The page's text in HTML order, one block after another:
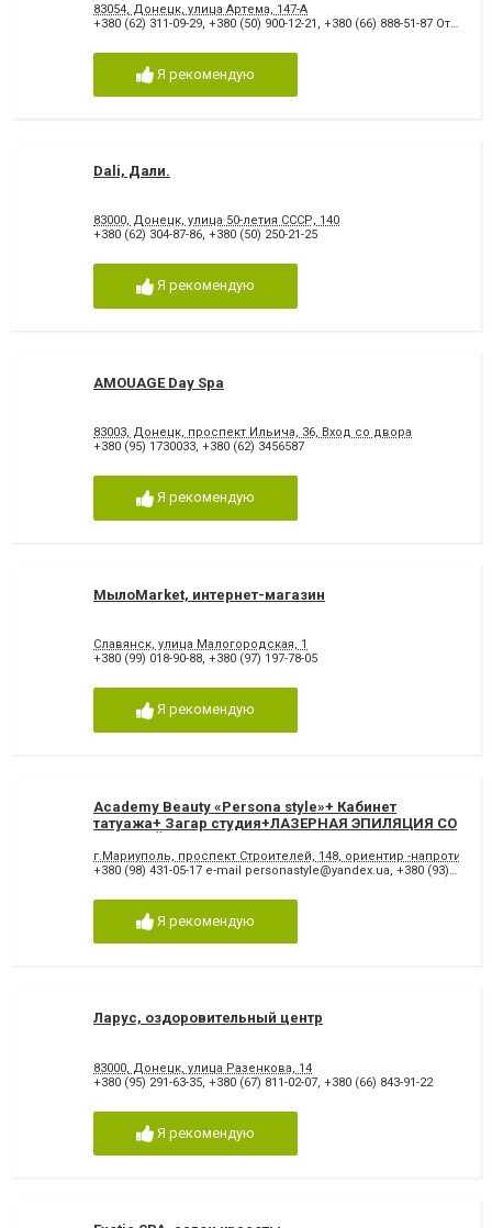
83054, Донецк, улица Артема, 147-А
+380 (62) 311-09-29, +380 (50) 900-12-21 , +380 (66) 888-51-87 Отдел рекламы
Я рекомендую
Dali, Дали.
83000, Донецк, улица 50-летия СССР, 140
+380 (62) 304-87-86, +380 (50) 250-21-25
Я рекомендую
AMOUAGE Day Spa
83003, Донецк, проспект Ильича, 36, Вход со двора
+380 (95) 1730033, +380 (62) 3456587
Я рекомендую
МылоMarket, интернет-магазин
Славянск, улица Малогородская, 1
+380 (99) 018-90-88, +380 (97) 197-78-05
Я рекомендую
Academy Beauty «Persona style»+ Кабинет
татуажа+ Загар студия+ЛАЗЕРНАЯ ЭПИЛЯЦИЯ СО
г.Мариуполь, проспект Строителей, 148, ориентир -напротив
+380 (98) 431-05-17 e-mail personastyle@yandex.ua, +380 (93) 566-27-39
Я рекомендую
Ларус, оздоровительный центр
83000, Донецк, улица Разенкова, 14
+380 (95) 291-63-35 +380 (67) 811-02-07 +380 (66) 843-91-22
Я рекомендую